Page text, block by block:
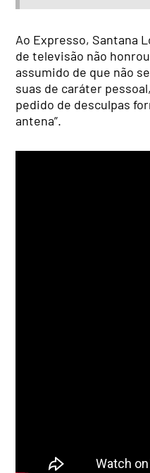
Ao Expresso, Santana
de televisão não
assumido de que não
suas de caráter
pedido de desculpas
antena”.